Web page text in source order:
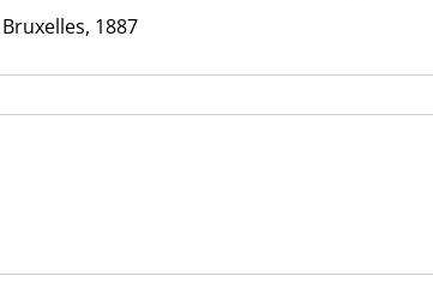
Bruxelles, 1887